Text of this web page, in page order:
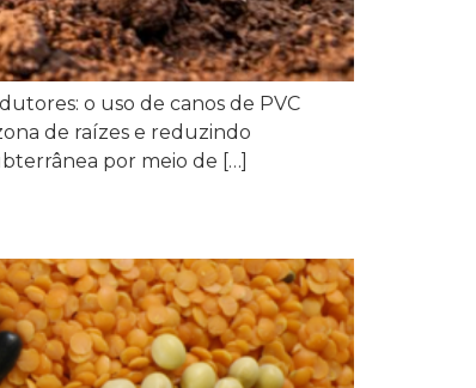
o uso de canos de PVC
de raízes e reduzindo
por meio de […]